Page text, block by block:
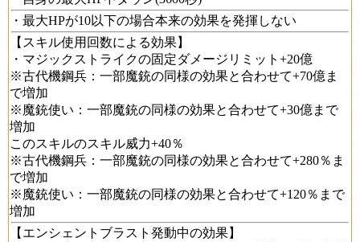
・最大HPが10以下の場合本来の効果を発揮しない
【スキル使用回数による効果】
・マジックストライクの固定ダメージリミット+20億
※古代機鋼兵：一部魔銃の同様の効果と合わせて+70億ま
で増加
※魔銃使い：一部魔銃の同様の効果と合わせて+30億まで
増加
このスキルのスキル威力+40％
※古代機鋼兵：一部魔銃の同様の効果と合わせて+280％ま
で増加
※魔銃使い：一部魔銃の同様の効果と合わせて+120％まで
増加
【エンシェントブラスト発動中の効果】